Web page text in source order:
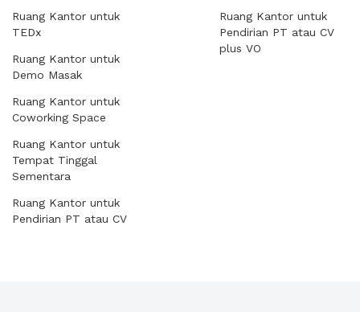
Ruang Kantor untuk
TEDx
Ruang Kantor untuk
Demo Masak
Ruang Kantor untuk
Coworking Space
Ruang Kantor untuk
Tempat Tinggal
Sementara
Ruang Kantor untuk
Pendirian PT atau CV
Ruang Kantor untuk
Pendirian PT atau CV
plus VO